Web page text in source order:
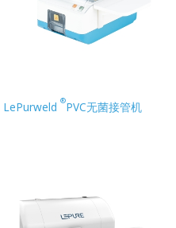
LePurweld ®PVC无菌接管机